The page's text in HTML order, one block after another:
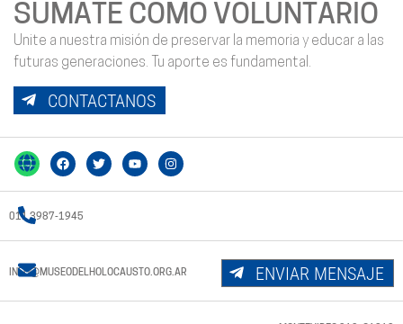
SUMATE COMO VOLUNTARIO
Unite a nuestra misión de preservar la memoria y educar a las
futuras generaciones. Tu aporte es fundamental.
CONTACTANOS
011 3987-1945
INFO@MUSEODELHOLOCAUSTO.ORG.AR ENVIAR MENSAJE